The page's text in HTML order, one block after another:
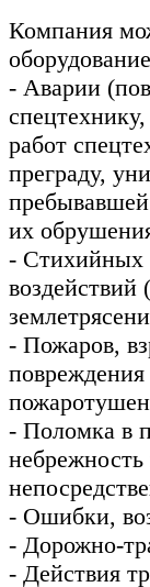
Компания
- Аварии
работ
преграду,
пребывавшей
их
- Стихийных
воздействий
- Пожаров,
повреждения
- Поломка в
небрежность
- Ошибки,
- Дорожно-
- Действия